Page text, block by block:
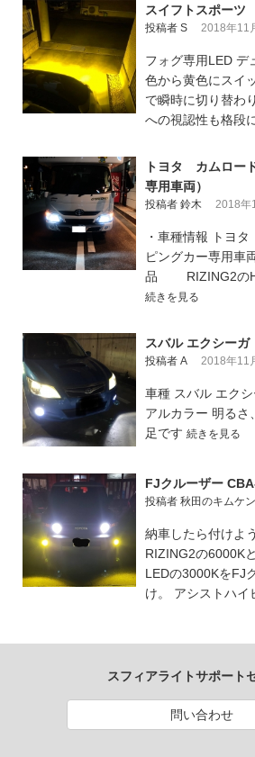
スイフトスポー
投稿者 S 2018年11
フォグ専用LED デ
色から黄色にス
で瞬時に切り替わ
への視認性も格段
トヨタ カムロー
専用車両）
投稿者 鈴木 2018年
・車種情報 トヨ
ピングカー専用車
品 RIZING2の
続きを見る
スバル エクシーガ
投稿者 A 2018年11
車種 スバル エク
アルカラー 明るさ
足です 続きを見る
FJクルーザー
投稿者 秋田のキムケン
納車したら付けよ
RIZING2の6000K
LEDの3000KをFJ
け。 アシストハイ
スフィアライトサポート
問い合わせ